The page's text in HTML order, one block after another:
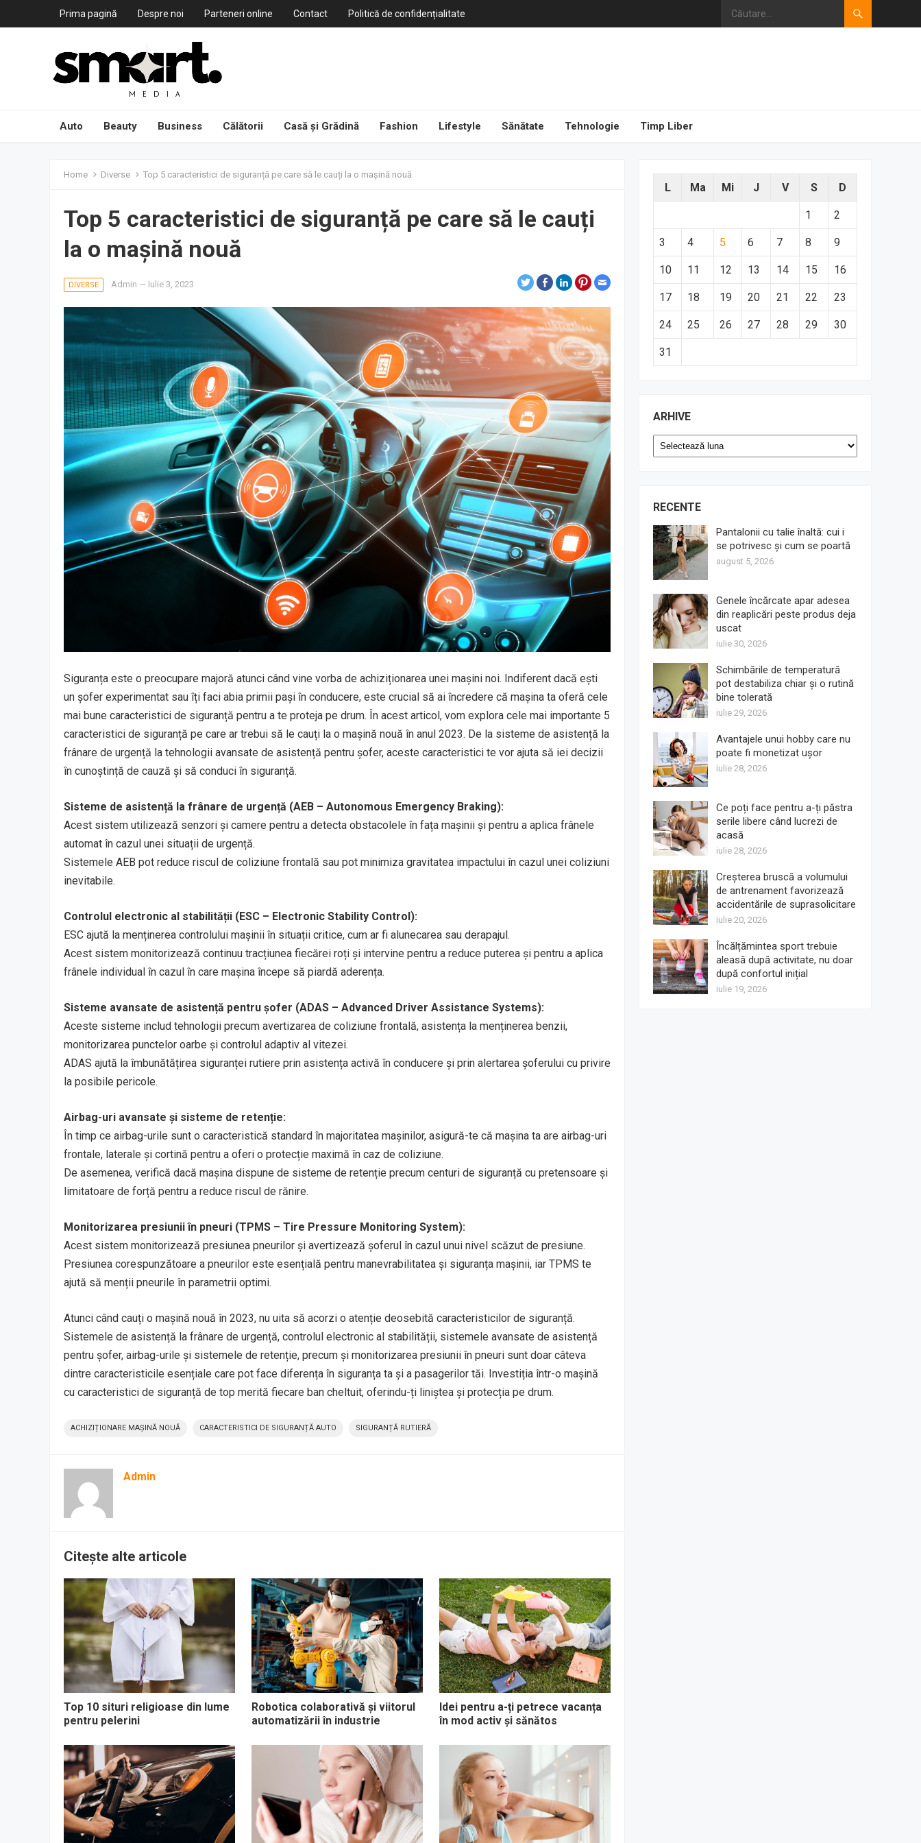
Prima pagină Despre noi Parteneri online Contact Politică de confidențialitate
Auto Beauty Business Călătorii Casă și Grădină Fashion Lifestyle Sănătate Tehnologie Timp Liber
Home Diverse Top 5 caracteristici de siguranță pe care să le cauți la o mașină nouă
Top 5 caracteristici de siguranță pe care să le cauți
la o mașină nouă
DIVERSE Admin — Iulie 3, 2023
Siguranța este o preocupare majoră atunci când vine vorba de achiziționarea unei mașini noi. Indiferent dacă ești
un șofer experimentat sau îți faci abia primii pași în conducere, este crucial să ai încredere că mașina ta oferă cele
mai bune caracteristici de siguranță pentru a te proteja pe drum. În acest articol, vom explora cele mai importante 5
caracteristici de siguranță pe care ar trebui să le cauți la o mașină nouă în anul 2023. De la sisteme de asistență la
frânare de urgență la tehnologii avansate de asistență pentru șofer, aceste caracteristici te vor ajuta să iei decizii
în cunoștință de cauză și să conduci în siguranță.
Sisteme de asistență la frânare de urgență (AEB – Autonomous Emergency Braking):
Acest sistem utilizează senzori și camere pentru a detecta obstacolele în fața mașinii și pentru a aplica frânele
automat în cazul unei situații de urgență.
Sistemele AEB pot reduce riscul de coliziune frontală sau pot minimiza gravitatea impactului în cazul unei coliziuni
inevitabile.
Controlul electronic al stabilității (ESC – Electronic Stability Control):
ESC ajută la menținerea controlului mașinii în situații critice, cum ar fi alunecarea sau derapajul.
Acest sistem monitorizează continuu tracțiunea fiecărei roți și intervine pentru a reduce puterea și pentru a aplica
frânele individual în cazul în care mașina începe să piardă aderența.
Sisteme avansate de asistență pentru șofer (ADAS – Advanced Driver Assistance Systems):
Aceste sisteme includ tehnologii precum avertizarea de coliziune frontală, asistența la menținerea benzii,
monitorizarea punctelor oarbe și controlul adaptiv al vitezei.
ADAS ajută la îmbunătățirea siguranței rutiere prin asistența activă în conducere și prin alertarea șoferului cu privire
la posibile pericole.
Airbag-uri avansate și sisteme de retenție:
În timp ce airbag-urile sunt o caracteristică standard în majoritatea mașinilor, asigură-te că mașina ta are airbag-uri
frontale, laterale și cortină pentru a oferi o protecție maximă în caz de coliziune.
De asemenea, verifică dacă mașina dispune de sisteme de retenție precum centuri de siguranță cu pretensoare și
limitatoare de forță pentru a reduce riscul de rănire.
Monitorizarea presiunii în pneuri (TPMS – Tire Pressure Monitoring System):
Acest sistem monitorizează presiunea pneurilor și avertizează șoferul în cazul unui nivel scăzut de presiune.
Presiunea corespunzătoare a pneurilor este esențială pentru manevrabilitatea și siguranța mașinii, iar TPMS te
ajută să menții pneurile în parametrii optimi.
Atunci când cauți o mașină nouă în 2023, nu uita să acorzi o atenție deosebită caracteristicilor de siguranță.
Sistemele de asistență la frânare de urgență, controlul electronic al stabilității, sistemele avansate de asistență
pentru șofer, airbag-urile și sistemele de retenție, precum și monitorizarea presiunii în pneuri sunt doar câteva
dintre caracteristicile esențiale care pot face diferența în siguranța ta și a pasagerilor tăi. Investiția într-o mașină
cu caracteristici de siguranță de top merită fiecare ban cheltuit, oferindu-ți liniștea și protecția pe drum.
ACHIZIȚIONARE MAȘINĂ NOUĂ CARACTERISTICI DE SIGURANȚĂ AUTO SIGURANȚĂ RUTIERĂ
Admin
Citește alte articole
Top 10 situri religioase din lume
pentru pelerini
Robotica colaborativă și viitorul
automatizării în industrie
Idei pentru a-ți petrece vacanța
în mod activ și sănătos
L Ma Mi J V S D
1 2
3 4 5 6 7 8 9
10 11 12 13 14 15 16
17 18 19 20 21 22 23
24 25 26 27 28 29 30
31
ARHIVE
Arhive
RECENTE
Pantalonii cu talie înaltă: cui i
se potrivesc și cum se poartă
august 5, 2026
Genele încărcate apar adesea
din reaplicări peste produs deja
uscat
iulie 30, 2026
Schimbările de temperatură
pot destabiliza chiar și o rutină
bine tolerată
iulie 29, 2026
Avantajele unui hobby care nu
poate fi monetizat ușor
iulie 28, 2026
Ce poți face pentru a-ți păstra
serile libere când lucrezi de
acasă
iulie 28, 2026
Creșterea bruscă a volumului
de antrenament favorizează
accidentările de suprasolicitare
iulie 20, 2026
Încălțămintea sport trebuie
aleasă după activitate, nu doar
după confortul inițial
iulie 19, 2026